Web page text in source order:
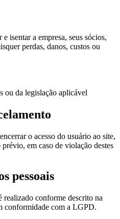
isentar a empresa, seus sócios,
perdas, danos, custos ou
ou da legislação aplicável
o acesso do usuário ao site,
em caso de violação destes
pessoais
realizado conforme descrito na
conformidade com a LGPD.